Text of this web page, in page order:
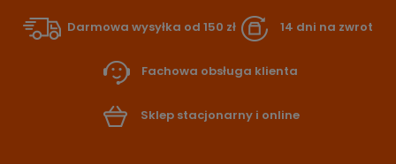
Darmowa wysyłka od 150 zł 14 dni na zwrot
Fachowa obsługa klienta
Sklep stacjonarny i online